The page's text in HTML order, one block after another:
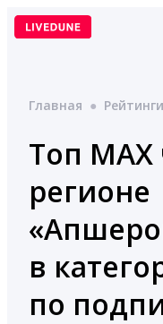
Перейти
Главная ● Рейтинги
Топ MAX
регионе
в
по